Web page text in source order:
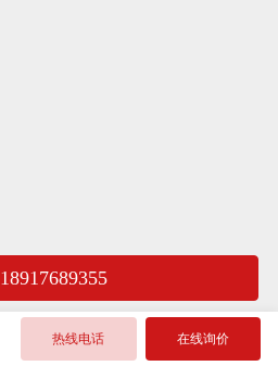
18917689355
热线电话 在线询价